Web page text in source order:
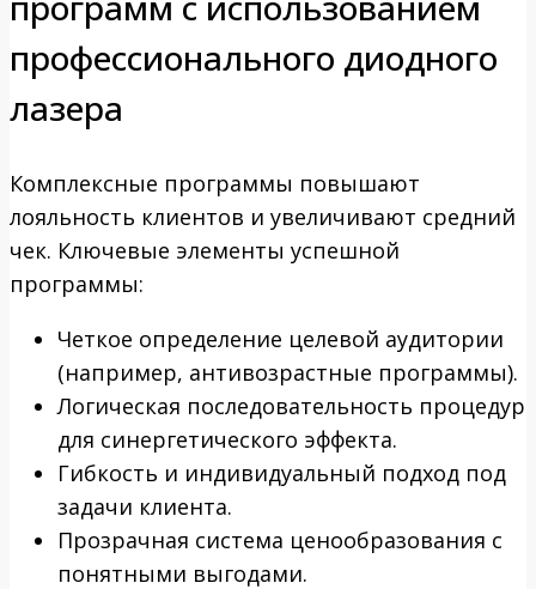
профессионального диодного
лазера
Комплексные программы повышают
лояльность клиентов и увеличивают средний
чек. Ключевые элементы успешной
программы:
Четкое определение целевой аудитории
(например, антивозрастные программы).
Логическая последовательность процедур
для синергетического эффекта.
Гибкость и индивидуальный подход под
задачи клиента.
Прозрачная система ценообразования с
понятными выгодами.